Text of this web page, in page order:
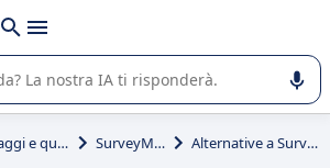
nell'utilizzo o nella scelta di un
azienda.
Sondaggi e questionari SurveyMonkey Alternative a SurveyMonkey